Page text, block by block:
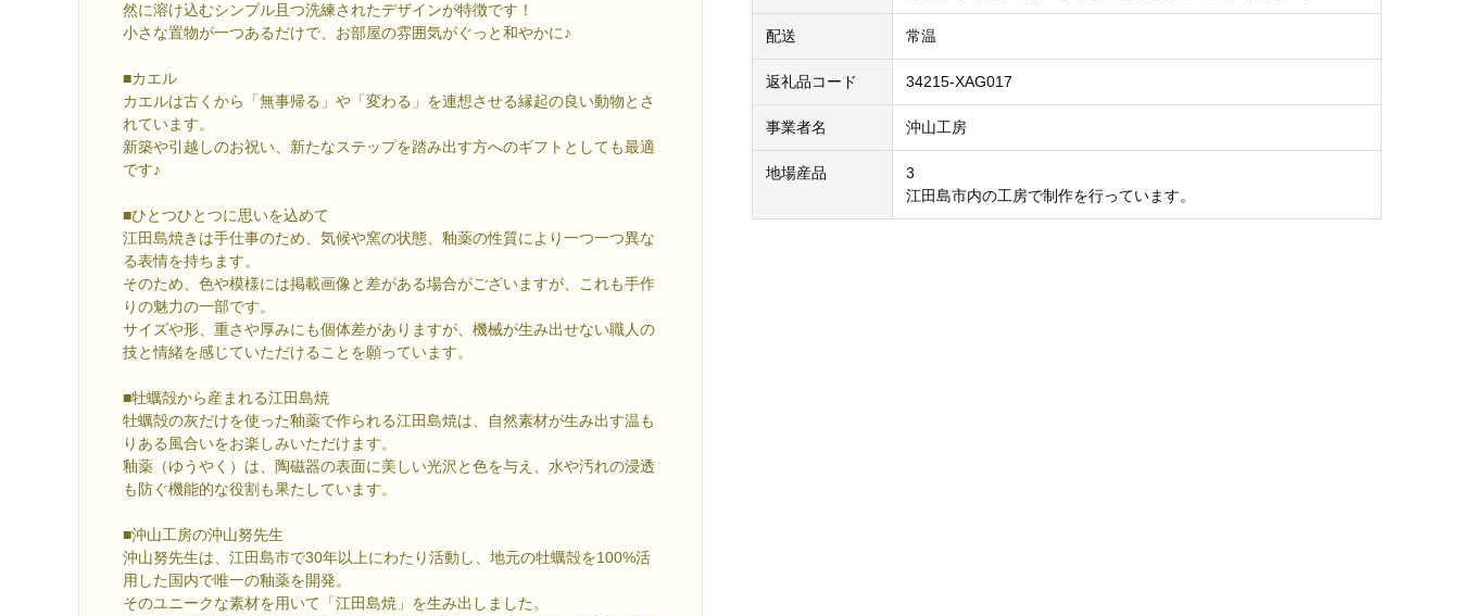
然に溶け込むシンプル且つ洗練されたデザインが特徴です！
小さな置物が一つあるだけで、お部屋の雰囲気がぐっと和やかに♪
■カエル
カエルは古くから「無事帰る」や「変わる」を連想させる縁起の良い動物とさ
れています。
新築や引越しのお祝い、新たなステップを踏み出す方へのギフトとしても最適
です♪
■ひとつひとつに思いを込めて
江田島焼きは手仕事のため、気候や窯の状態、釉薬の性質により一つ一つ異な
る表情を持ちます。
そのため、色や模様には掲載画像と差がある場合がございますが、これも手作
りの魅力の一部です。
サイズや形、重さや厚みにも個体差がありますが、機械が生み出せない職人の
技と情緒を感じていただけることを願っています。
■牡蠣殻から産まれる江田島焼
牡蠣殻の灰だけを使った釉薬で作られる江田島焼は、自然素材が生み出す温も
りある風合いをお楽しみいただけます。
釉薬（ゆうやく）は、陶磁器の表面に美しい光沢と色を与え、水や汚れの浸透
も防ぐ機能的な役割も果たしています。
■沖山工房の沖山努先生
沖山努先生は、江田島市で30年以上にわたり活動し、地元の牡蠣殻を100%活
用した国内で唯一の釉薬を開発。
そのユニークな素材を用いて「江田島焼」を生み出しました。
配送 常温
返礼品コード 34215-XAG017
事業者名 沖山工房
地場産品
3
江田島市内の工房で制作を行っています。